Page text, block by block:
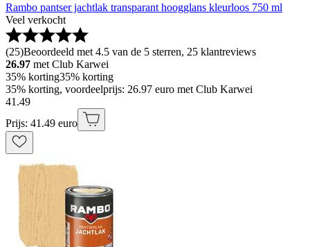
Rambo pantser jachtlak transparant hoogglans kleurloos 750 ml
Veel verkocht
(25)Beoordeeld met 4.5 van de 5 sterren, 25 klantreviews
26.97 met Club Karwei
35% korting35% korting
35% korting, voordeelprijs: 26.97 euro met Club Karwei
41 .49
Prijs: 41.49 euro